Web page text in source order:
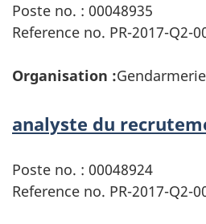
Poste no. : 00048935
Reference no. PR-2017-Q2-
Organisation :
analyste du
Poste no. : 00048924
Reference no. PR-2017-Q2-